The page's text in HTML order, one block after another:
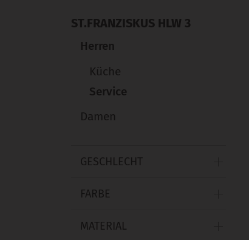
ST.FRANZISKUS HLW 3
Herren
Küche
Service
Damen
GESCHLECHT
MATERIAL
FARBE